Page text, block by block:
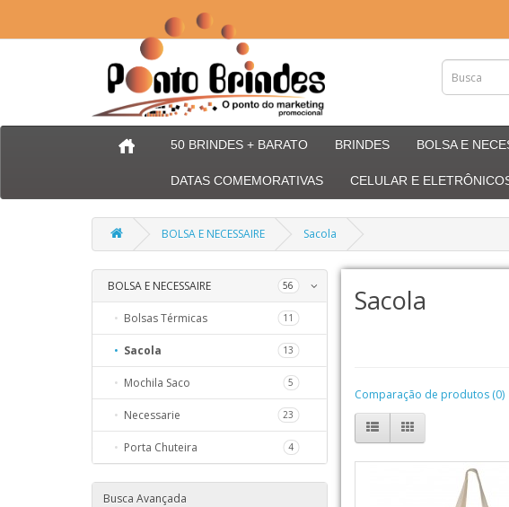
50 BRINDES + BARATO BRINDES BOLSA E
DATAS COMEMORATIVAS CELULAR E
BOLSA E NECESSAIRE Sacola
BOLSA E NECESSAIRE 56
Bolsas Térmicas 11
Sacola 13
Mochila Saco 5
Necessarie 23
Porta Chuteira 4
Busca Avançada
Sacola
Comparação de produtos (0)